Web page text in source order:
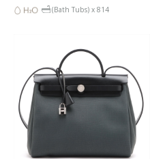
(Bath Tubs) x 814